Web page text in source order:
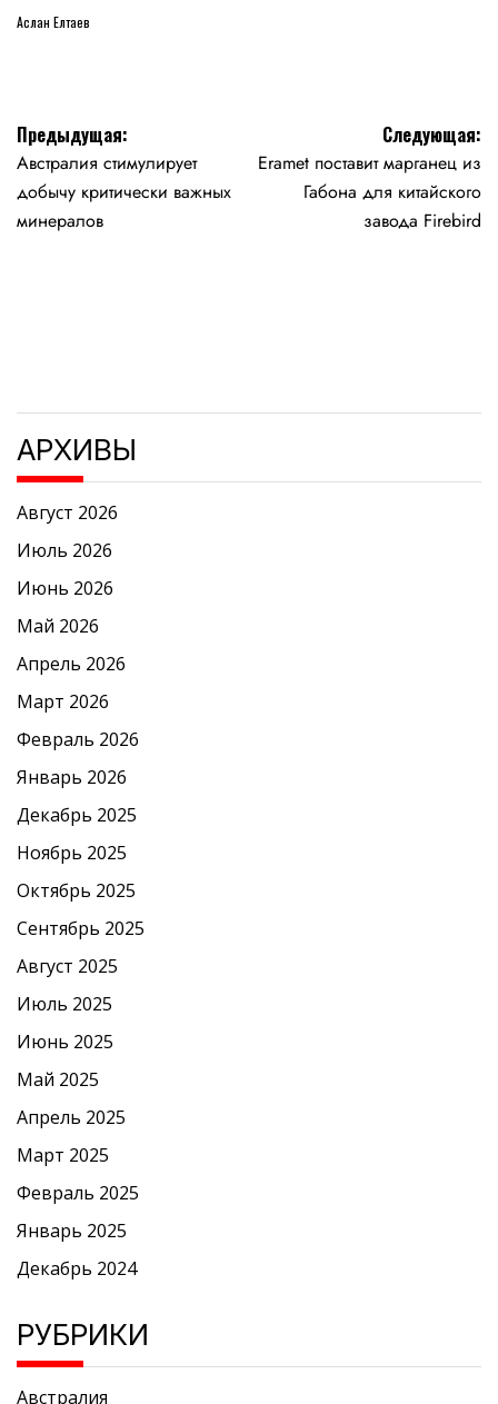
Аслан Елтаев
Навигация
по
записям
Предыдущая:
Австралия стимулирует
добычу критически важных
минералов
Следующая:
Eramet поставит марганец из
Габона для китайского
завода Firebird
АРХИВЫ
Август 2026
Июль 2026
Июнь 2026
Май 2026
Апрель 2026
Март 2026
Февраль 2026
Январь 2026
Декабрь 2025
Ноябрь 2025
Октябрь 2025
Сентябрь 2025
Август 2025
Июль 2025
Июнь 2025
Май 2025
Апрель 2025
Март 2025
Февраль 2025
Январь 2025
Декабрь 2024
РУБРИКИ
Австралия